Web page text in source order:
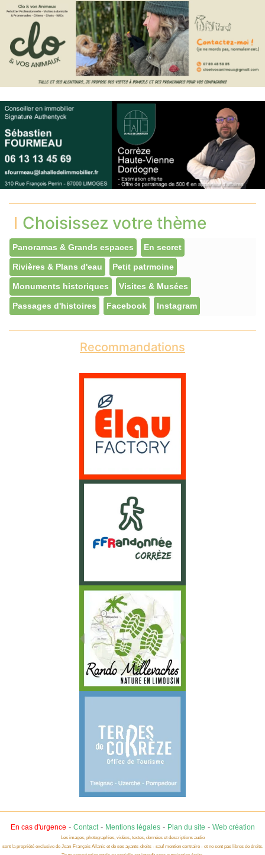
Choisissez votre thème
Panoramas & Grands espaces En secret
Rivières & Plans d'eau Petit patrmoine
Monuments historiques Visites & Musées
Passages d'histoires Facebook Instagram
Recommandations
En cas d'urgence - Contact- Mentions légales- Plan du site - Web création
Les images, photographies, vidéos, textes, données et descriptions audio
sont la propriété exclusive de Jean-François Allanic et de ses ayants-droits - sauf mention contraire - et ne sont pas libres de droits.